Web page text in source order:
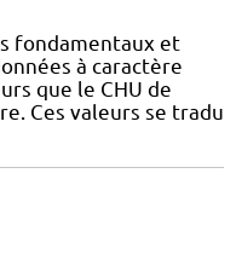
fondamentaux et
à caractère
que le CHU de
Ces valeurs se tradu